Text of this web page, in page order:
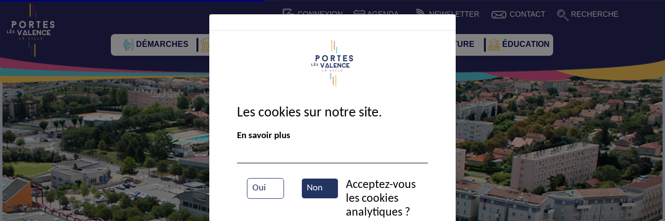
CONNEXION AGENDA NEWSLETTER CONTACT RECHERCHE
DÉMARCHES CADRE DE VIE SPORT ET CULTURE ÉDUCATION
La mairie de Portes-lès-Valence
Précédent Suivant
Les cookies sur notre site.
En savoir plus
Oui Non
Acceptez-vous
les cookies
analytiques ?